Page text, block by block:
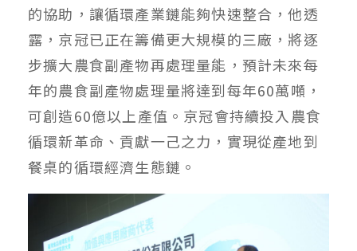
的協助，讓循環產業鏈能夠快速整合，他透
露，京冠已正在籌備更大規模的三廠，將逐
步擴大農食副產物再處理量能，預計未來每
年的農食副產物處理量將達到每年60萬噸，
可創造60億以上產值。京冠會持續投入農食
循環新革命、貢獻一己之力，實現從產地到
餐桌的循環經濟生態鏈。